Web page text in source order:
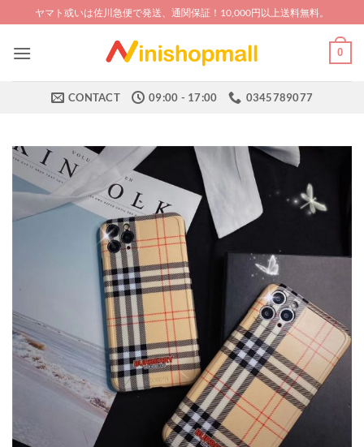
to
content
ヤマト或いは佐川急便で発送、通関保証！10,000円以上送料無料。
0
CONTACT 09:00 - 17:00 0345789077